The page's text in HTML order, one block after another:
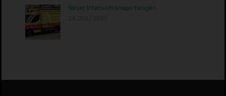
Neuer Intensivtransportwagen